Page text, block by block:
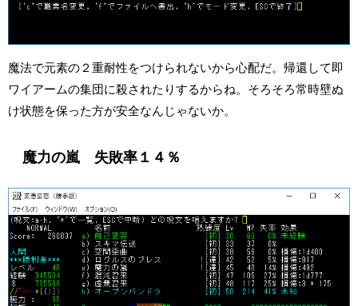
魔法で元素の２重耐性をつけられないから心配だ。帰還して即
ワイアームの集団に殺されたりするからね。そろそろ常時壁ぬ
け状態を保った方が安全なんじゃないか。
魔力の嵐 失敗率１４％